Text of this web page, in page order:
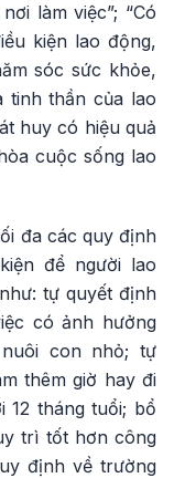
làm việc”; “Có
kiện lao động,
sóc sức khỏe,
tinh thần của lao
huy có hiệu quả
cuộc sống lao
đa các quy định
để người lao
tự quyết định
có ảnh hưởng
con nhỏ; tự
thêm giờ hay đi
12 tháng tuổi; bổ
trì tốt hơn công
định về trường